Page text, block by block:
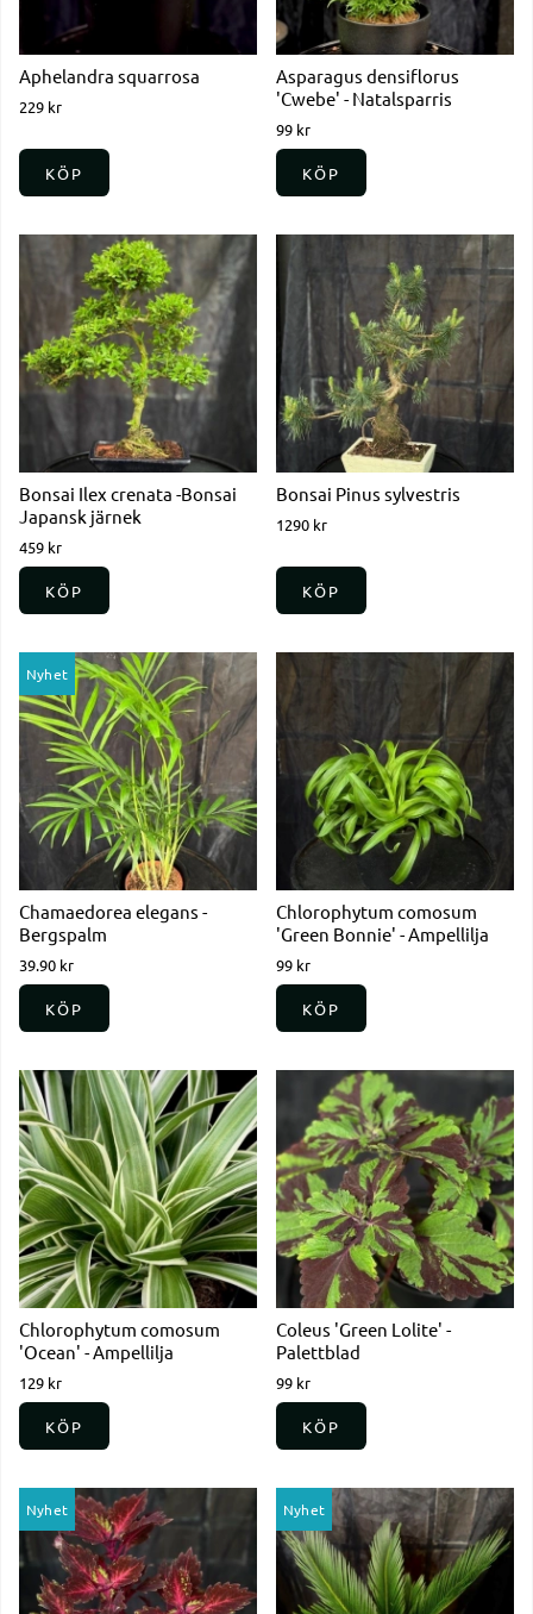
Aphelandra squarrosa
229 kr
KÖP
Asparagus densiflorus
'Cwebe' - Natalsparris
99 kr
KÖP
Bonsai Ilex crenata -Bonsai
Japansk järnek
459 kr
KÖP
Bonsai Pinus sylvestris
1290 kr
KÖP
Nyhet
Chamaedorea elegans -
Bergspalm
39.90 kr
KÖP
Chlorophytum comosum
'Green Bonnie' - Ampellilja
99 kr
KÖP
Chlorophytum comosum
'Ocean' - Ampellilja
129 kr
KÖP
Coleus 'Green Lolite' -
Palettblad
99 kr
KÖP
Nyhet Nyhet